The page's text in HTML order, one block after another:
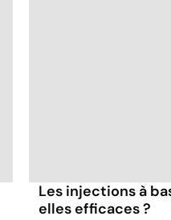
Les injections à
elles efficaces ?